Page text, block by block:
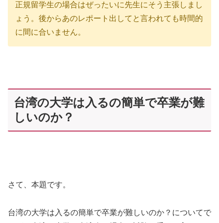
正規留学生の場合はぜったいに先生にそう主張しまし
ょう。後からあのレポート出してと言われても時間的
に間に合いません。
台湾の大学は入るの簡単で卒業が難
しいのか？
さて、本題です。
台湾の大学は入るの簡単で卒業が難しいのか？についてで